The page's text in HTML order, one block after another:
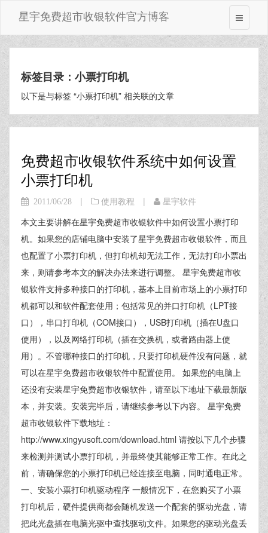
星宇免费超市收银软件官方博客
标签目录：小票打印机
以下是与标签 “小票打印机” 相关联的文章
免费超市收银软件系统中如何设置
小票打印机
2011/06/28 | 使用教程 | 星宇软件
本文主要讲解在星宇免费超市收银软件中如何设置小票打印
机。如果您的店铺电脑中安装了星宇免费超市收银软件，而且
也配置了小票打印机，但打印机却无法工作，无法打印小票出
来，则请参考本文的解决办法来进行调整。 星宇免费超市收
银软件支持多种接口的打印机，基本上目前市场上的小票打印
机都可以和软件配套使用；包括常见的并口打印机（LPT接
口），串口打印机（COM接口），USB打印机（插在U盘口
使用），以及网络打印机（插在交换机，或者路由器上使
用）。不管哪种接口的打印机，只要打印机硬件没有问题，就
可以在星宇免费超市收银软件中配置使用。 如果您的电脑上
还没有安装星宇免费超市收银软件，请至以下地址下载最新版
本，并安装。安装完毕后，请继续参考以下内容。 星宇免费
超市收银软件下载地址：
http://www.xingyusoft.com/download.html 请按以下几个步骤
来检测并测试小票打印机，并最终使其能够正常工作。在此之
前，请确保您的小票打印机已经连接至电脑，同时通电正常。
一、安装小票打印机驱动程序 一般情况下，在您购买了小票
打印机后，硬件提供商都会随机发送一个配套的驱动光盘，请
把此光盘插在电脑光驱中查找驱动文件。如果您的驱动光盘丢